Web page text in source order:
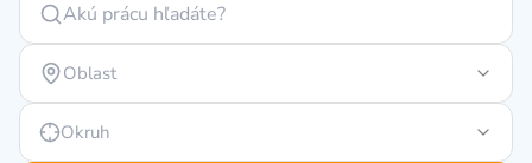
Oblast
Okruh